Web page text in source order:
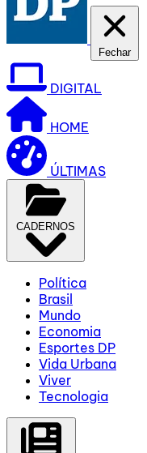
Fechar
DIGITAL
HOME
ÚLTIMAS
CADERNOS
Política
Brasil
Mundo
Economia
Esportes DP
Vida Urbana
Viver
Tecnologia